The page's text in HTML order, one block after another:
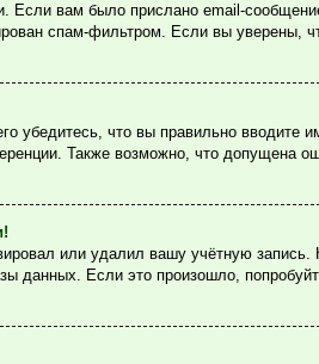
Если вам было прислано email-
спам-фильтром. Если вы уверены,
убедитесь, что вы правильно
Также возможно, что допущена
или удалил вашу учётную
Если это произошло,